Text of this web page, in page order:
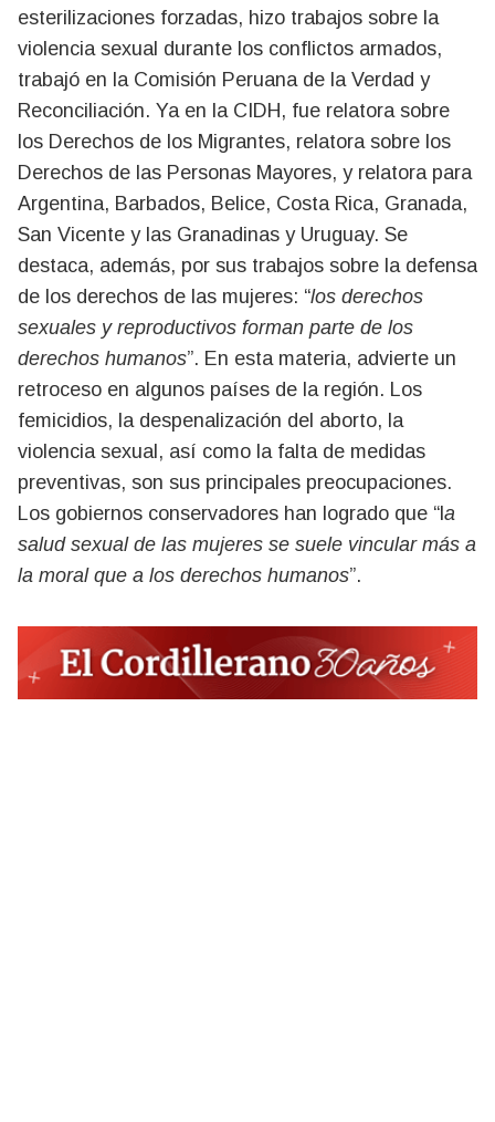
esterilizaciones forzadas, hizo trabajos sobre la
violencia sexual durante los conflictos armados,
trabajó en la Comisión Peruana de la Verdad y
Reconciliación. Ya en la CIDH, fue relatora sobre
los Derechos de los Migrantes, relatora sobre los
Derechos de las Personas Mayores, y relatora para
Argentina, Barbados, Belice, Costa Rica, Granada,
San Vicente y las Granadinas y Uruguay. Se
destaca, además, por sus trabajos sobre la defensa
de los derechos de las mujeres: “los derechos
sexuales y reproductivos forman parte de los
derechos humanos”. En esta materia, advierte un
retroceso en algunos países de la región. Los
femicidios, la despenalización del aborto, la
violencia sexual, así como la falta de medidas
preventivas, son sus principales preocupaciones.
Los gobiernos conservadores han logrado que “l a
salud sexual de las mujeres se suele vincular más a
la moral que a los derechos humanos”.